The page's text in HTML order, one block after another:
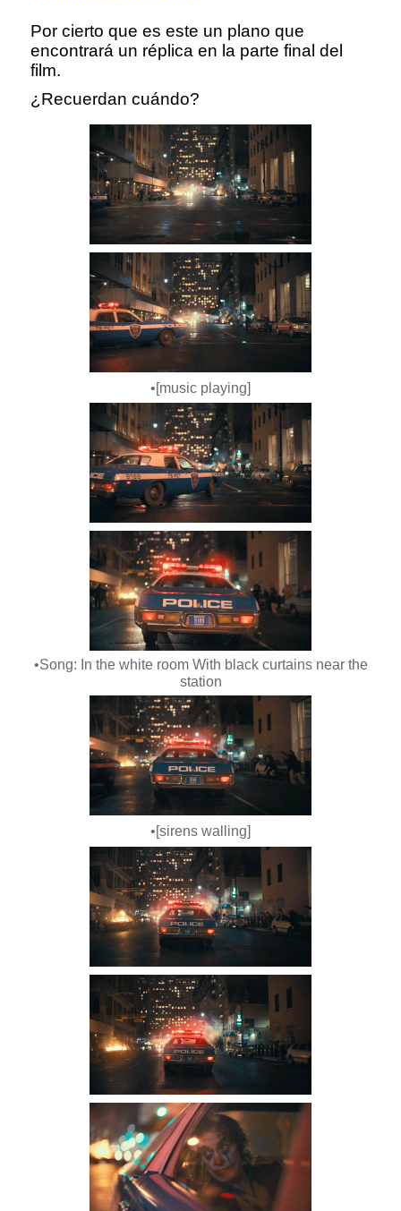
Por cierto que es este un plano que
encontrará un réplica en la parte final del
film.
¿Recuerdan cuándo?
•[music playing]
•Song: In the white room With black curtains near the
station
•[sirens walling]